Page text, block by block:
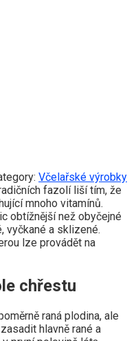
Včelařské výrobky
fazolí liší tím, že
mnoho vitamínů.
obtížnější než obyčejné
vyčkané a sklizené.
lze provádět na
chřestu
raná plodina, ale
hlavně rané a